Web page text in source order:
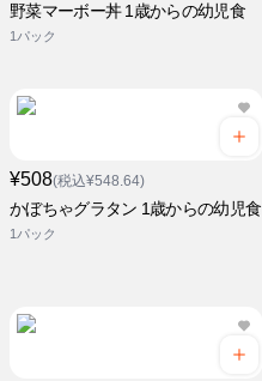
野菜マーボー丼 1歳からの幼児食
1パック
¥508(税込¥548.64)
かぼちゃグラタン 1歳からの幼児食
1パック